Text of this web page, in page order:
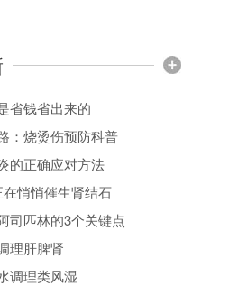
省钱省出来的
：烧烫伤预防科普
的正确应对方法
悄悄催生肾结石
司匹林的3个关键点
理肝脾肾
调理类风湿